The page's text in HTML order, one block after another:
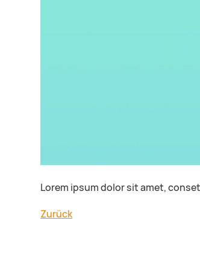
Lorem ipsum dolor sit amet,
Zurück